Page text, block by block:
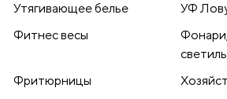
Утягивающее белье
УФ
Фитнес весы
Фритюрницы